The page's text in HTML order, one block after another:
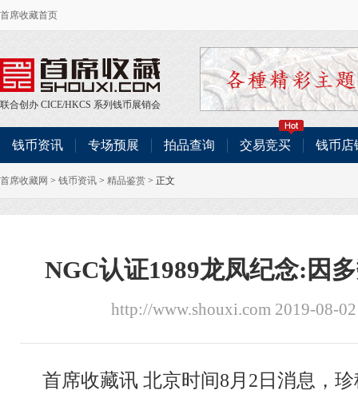
首席收藏首页
联合创办 CICE/HKCS 系列钱币展销会
钱币资讯 专场预展 拍品查询 交易竞买 钱币店
首席收藏网 > 钱币资讯 > 精品鉴赏 > 正文
NGC认证1989龙凤纪念:因
http://www.shouxi.com 2019-08-
首席收藏讯 北京时间8月2日消息，